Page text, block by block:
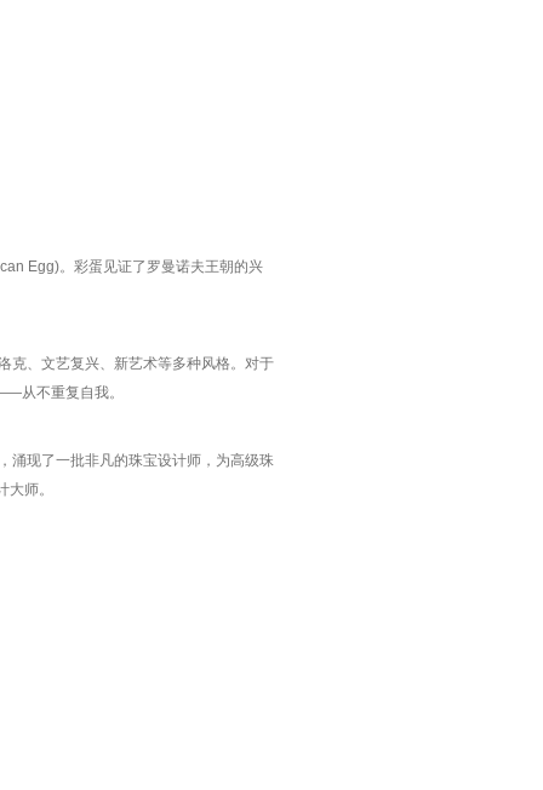
Egg)。彩蛋见证了罗曼诺夫王朝的兴
克、文艺复兴、新艺术等多种风格。对于
从不重复自我。
涌现了一批非凡的珠宝设计师，为高级珠
师。